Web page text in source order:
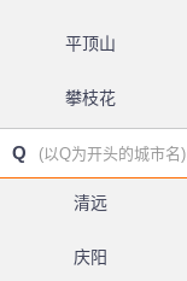
平顶山
攀枝花
Q (以Q为开头的城市名)
清远
庆阳